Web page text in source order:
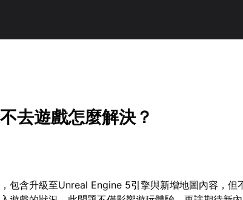
去遊戲怎麼解決？
包含升級至Unreal Engine 5引擎與新增地圖內容，但